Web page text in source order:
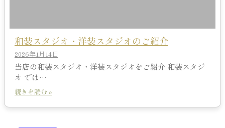
和装スタジオ・洋装スタジオのご紹介
2026年1月14日
当店の和装スタジオ・洋装スタジオをご紹介 和装スタジ
オ では…
続きを読む »